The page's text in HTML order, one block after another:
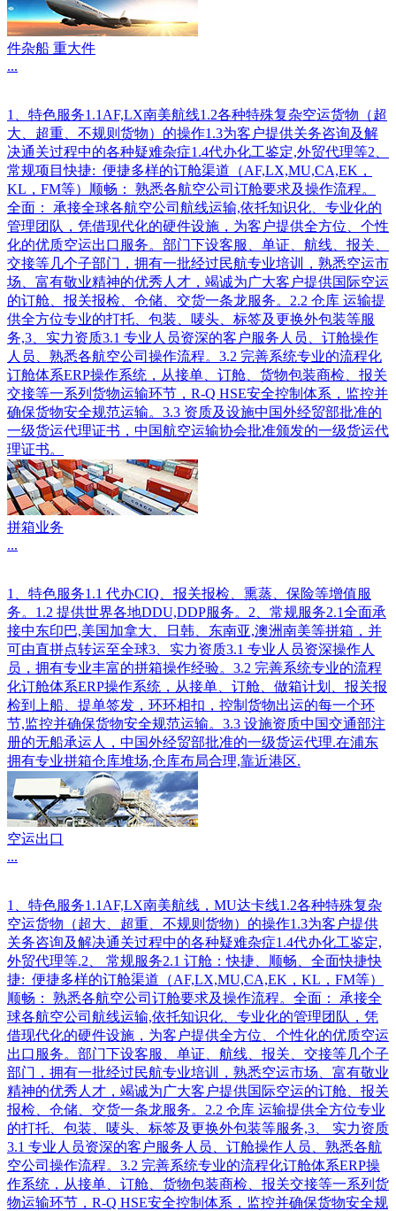
件杂船 重大件
...
1、特色服务1.1AF,LX南美航线1.2各种特殊复杂空运货物（超
大、超重、不规则货物）的操作1.3为客户提供关务咨询及解
决通关过程中的各种疑难杂症1.4代办化工鉴定,外贸代理等2、
常规项目快捷: 便捷多样的订舱渠道（AF,LX,MU,CA,EK，
KL，FM等）顺畅： 熟悉各航空公司订舱要求及操作流程。
全面： 承接全球各航空公司航线运输,依托知识化、专业化的
管理团队，凭借现代化的硬件设施，为客户提供全方位、个性
化的优质空运出口服务。部门下设客服、单证、航线、报关、
交接等几个子部门，拥有一批经过民航专业培训，熟悉空运市
场、富有敬业精神的优秀人才，竭诚为广大客户提供国际空运
的订舱、报关报检、仓储、交货一条龙服务。2.2 仓库 运输提
供全方位专业的打托、包装、唛头、标签及更换外包装等服
务,3、实力资质3.1 专业人员资深的客户服务人员、订舱操作
人员、熟悉各航空公司操作流程。3.2 完善系统专业的流程化
订舱体系ERP操作系统，从接单、订舱、货物包装商检、报关
交接等一系列货物运输环节，R-Q HSE安全控制体系，监控并
确保货物安全规范运输。3.3 资质及设施中国外经贸部批准的
一级货运代理证书，中国航空运输协会批准颁发的一级货运代
理证书。
拼箱业务
...
1、特色服务1.1 代办CIQ、报关报检、熏蒸、保险等增值服
务。1.2 提供世界各地DDU,DDP服务。2、常规服务2.1全面承
接中东印巴,美国加拿大、日韩、东南亚,澳洲南美等拼箱，并
可由直拼点转运至全球3、实力资质3.1 专业人员资深操作人
员，拥有专业丰富的拼箱操作经验。3.2 完善系统专业的流程
化订舱体系ERP操作系统，从接单、订舱、做箱计划、报关报
检到上船、提单签发，环环相扣，控制货物出运的每一个环
节,监控并确保货物安全规范运输。3.3 设施资质中国交通部注
册的无船承运人，中国外经贸部批准的一级货运代理.在浦东
拥有专业拼箱仓库堆场,仓库布局合理,靠近港区.
空运出口
...
1、特色服务1.1AF,LX南美航线，MU达卡线1.2各种特殊复杂
空运货物（超大、超重、不规则货物）的操作1.3为客户提供
关务咨询及解决通关过程中的各种疑难杂症1.4代办化工鉴定,
外贸代理等.2、 常规服务2.1 订舱：快捷、顺畅、全面快捷快
捷: 便捷多样的订舱渠道（AF,LX,MU,CA,EK，KL，FM等）
顺畅： 熟悉各航空公司订舱要求及操作流程。全面： 承接全
球各航空公司航线运输,依托知识化、专业化的管理团队，凭
借现代化的硬件设施，为客户提供全方位、个性化的优质空运
出口服务。部门下设客服、单证、航线、报关、交接等几个子
部门，拥有一批经过民航专业培训，熟悉空运市场、富有敬业
精神的优秀人才，竭诚为广大客户提供国际空运的订舱、报关
报检、仓储、交货一条龙服务。2.2 仓库 运输提供全方位专业
的打托、包装、唛头、标签及更换外包装等服务,3、 实力资质
3.1 专业人员资深的客户服务人员、订舱操作人员、熟悉各航
空公司操作流程。3.2 完善系统专业的流程化订舱体系ERP操
作系统，从接单、订舱、货物包装商检、报关交接等一系列货
物运输环节，R-Q HSE安全控制体系，监控并确保货物安全规